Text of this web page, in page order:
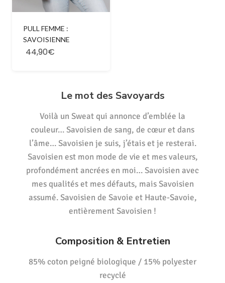
PULL FEMME :
SAVOISIENNE
44,90€
Le mot des Savoyards
Voilà un Sweat qui annonce d’emblée la
couleur… Savoisien de sang, de cœur et dans
l’âme… Savoisien je suis, j’étais et je resterai.
Savoisien est mon mode de vie et mes valeurs,
profondément ancrées en moi… Savoisien avec
mes qualités et mes défauts, mais Savoisien
assumé. Savoisien de Savoie et Haute-Savoie,
entièrement Savoisien !
Composition & Entretien
85% coton peigné biologique / 15% polyester
recyclé